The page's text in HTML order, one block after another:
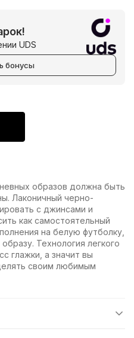
UDS
бонусы
образов должна быть
Лаконичный черно-
с джинсами и
как самостоятельный
на белую футболку,
Технология легкого
глажки, а значит вы
своим любимым